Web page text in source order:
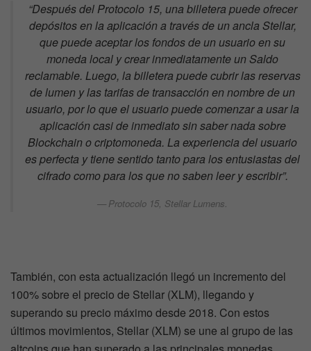
“Después del Protocolo 15, una billetera puede ofrecer
depósitos en la aplicación a través de un ancla Stellar,
que puede aceptar los fondos de un usuario en su
moneda local y crear inmediatamente un Saldo
reclamable. Luego, la billetera puede cubrir las reservas
de lumen y las tarifas de transacción en nombre de un
usuario, por lo que el usuario puede comenzar a usar la
aplicación casi de inmediato sin saber nada sobre
Blockchain o criptomoneda. La experiencia del usuario
es perfecta y tiene sentido tanto para los entusiastas del
cifrado como para los que no saben leer y escribir”.
Protocolo 15, Stellar Lumens.
También, con esta actualización llegó un incremento del
100% sobre el precio de Stellar (XLM), llegando y
superando su precio máximo desde 2018. Con estos
últimos movimientos, Stellar (XLM) se une al grupo de las